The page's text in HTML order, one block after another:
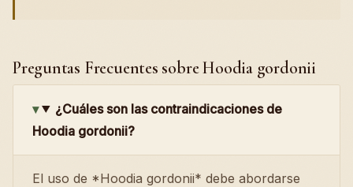
Preguntas Frecuentes sobre Hoodia gordonii
¿Cuáles son las contraindicaciones de
Hoodia gordonii?
El uso de *Hoodia gordonii* debe abordarse